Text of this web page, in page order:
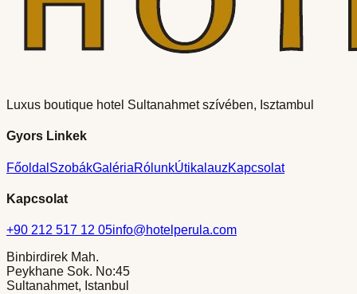
Luxus boutique hotel Sultanahmet szívében, Isztambul
Gyors Linkek
Főoldal SzobákGalériaRólunkÚtikalauzKapcsolat
Kapcsolat
+90 212 517 12 05info@hotelperula.com
Binbirdirek Mah.
Peykhane Sok. No:45
Sultanahmet, Istanbul